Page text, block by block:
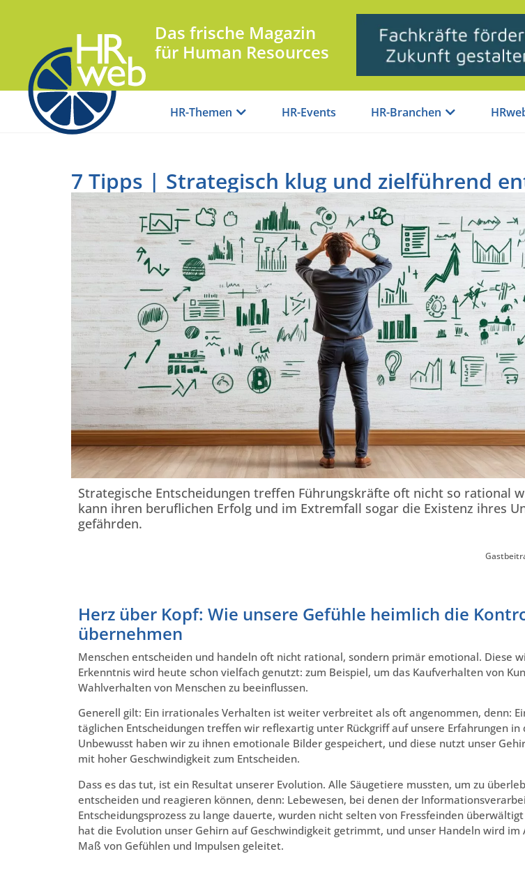
Das frische Magazin
für Human Resources
HR-Themen HR-Events HR-Branchen
7 Tipps | Strategisch klug und zielführend
Strategische Entscheidungen treffen Führungskräfte oft nicht so rational
kann ihren beruflichen Erfolg und im Extremfall sogar die Existenz ihres
gefährden.
Herz über Kopf: Wie unsere Gefühle heimlich die
übernehmen
Menschen entscheiden und handeln oft nicht rational, sondern primär emotional. Diese
Erkenntnis wird heute schon vielfach genutzt: zum Beispiel, um das Kaufverhalten von
Wahlverhalten von Menschen zu beeinflussen.
Generell gilt: Ein irrationales Verhalten ist weiter verbreitet als oft angenommen, denn:
täglichen Entscheidungen treffen wir reflexartig unter Rückgriff auf unsere Erfahrungen in
Unbewusst haben wir zu ihnen emotionale Bilder gespeichert, und diese nutzt unser
mit hoher Geschwindigkeit zum Entscheiden.
Dass es das tut, ist ein Resultat unserer Evolution. Alle Säugetiere mussten, um zu
entscheiden und reagieren können, denn: Lebewesen, bei denen der
Entscheidungsprozess zu lange dauerte, wurden nicht selten von Fressfeinden
hat die Evolution unser Gehirn auf Geschwindigkeit getrimmt, und unser Handeln wird
Maß von Gefühlen und Impulsen geleitet.